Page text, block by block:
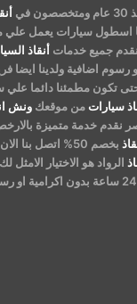
جميع خدمات أنقاذ
رسوم اضافية ولدينا
تكون مطمئنا دائما علي
سيارات من موقعك ونش
نقدم خدمة متميزة
بخصم 50% اتصل بنا الان علي
الرواد هو الاختيار الامثل